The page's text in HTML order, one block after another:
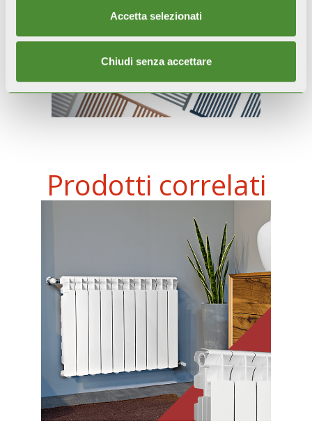
Accetta selezionati
Chiudi senza accettare
Prodotti correlati